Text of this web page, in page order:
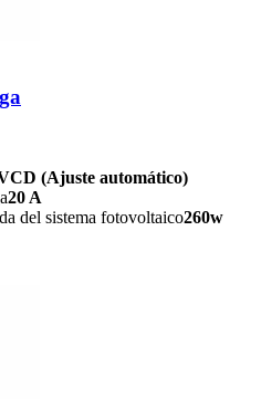
(Ajuste automático)
20 A
del sistema fotovoltaico260w